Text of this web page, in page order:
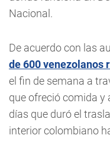
Nacional.
De acuerdo con las
de 600 venezolanos
el fin de semana a
que ofreció comida y
días que duró el
interior colombiano